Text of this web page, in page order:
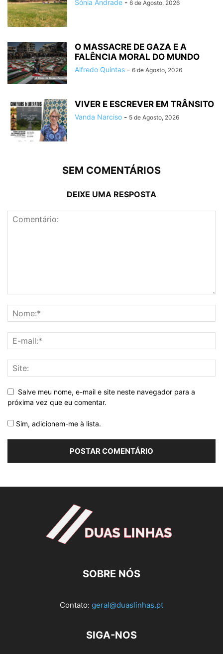
Sónia Andrade - 6 de Agosto, 2026
O MASSACRE DE GAZA E A
FALÊNCIA MORAL DO MUNDO
Alfredo Quintas - 6 de Agosto, 2026
VIVER E ESCREVER EM TRÂNSITO
Vanda Narciso - 5 de Agosto, 2026
SEM COMENTÁRIOS
DEIXE UMA RESPOSTA
Salve meu nome, e-mail e site neste navegador para a
próxima vez que eu comentar.
Sim, adicionem-me à lista.
SOBRE NÓS
Contato: geral@duaslinhas.pt
SIGA-NOS